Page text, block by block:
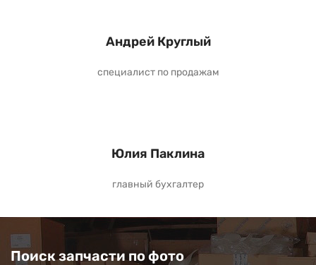
Андрей Круглый
специалист по продажам
Юлия Паклина
главный бухгалтер
Поиск запчасти по фото